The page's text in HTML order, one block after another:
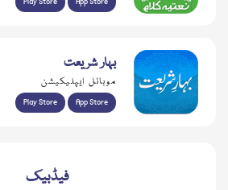
بہار شریعت
موبائل ایپلیکیشن
Play Store App Store
فیڈبیک